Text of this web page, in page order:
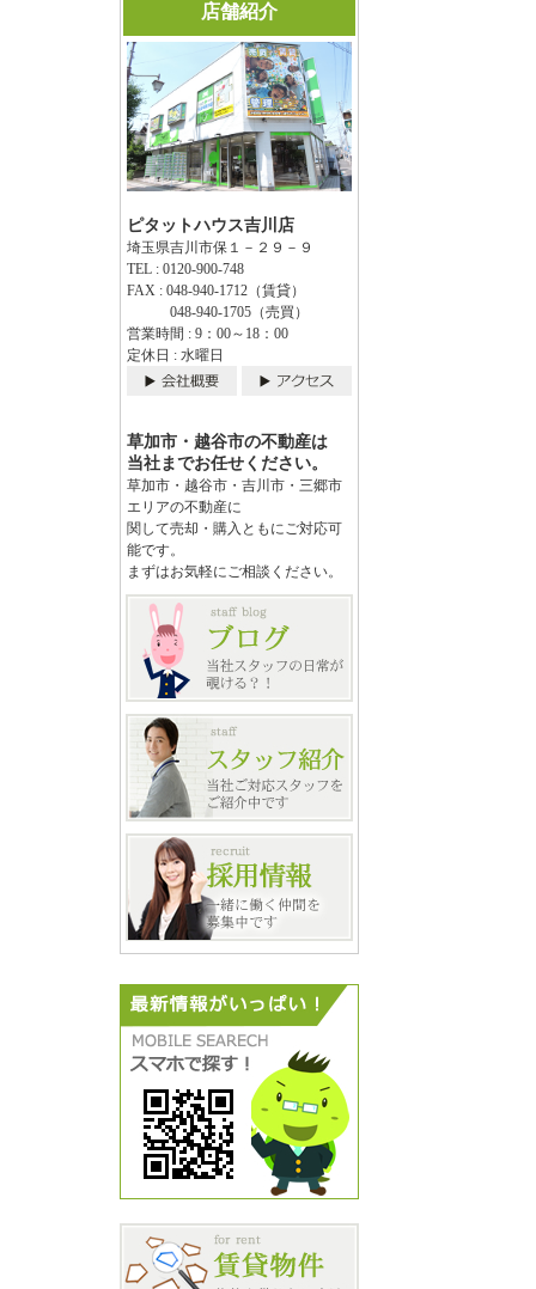
店舗紹介
ピタットハウス吉川店
埼玉県吉川市保１－２９－９
TEL : 0120-900-748
FAX : 048-940-1712（賃貸）
048-940-1705（売買）
営業時間 : 9：00～18：00
定休日 : 水曜日
草加市・越谷市の不動産は
当社までお任せください。
草加市・越谷市・吉川市・三郷市
エリアの不動産に
関して売却・購入ともにご対応可
能です。
まずはお気軽にご相談ください。